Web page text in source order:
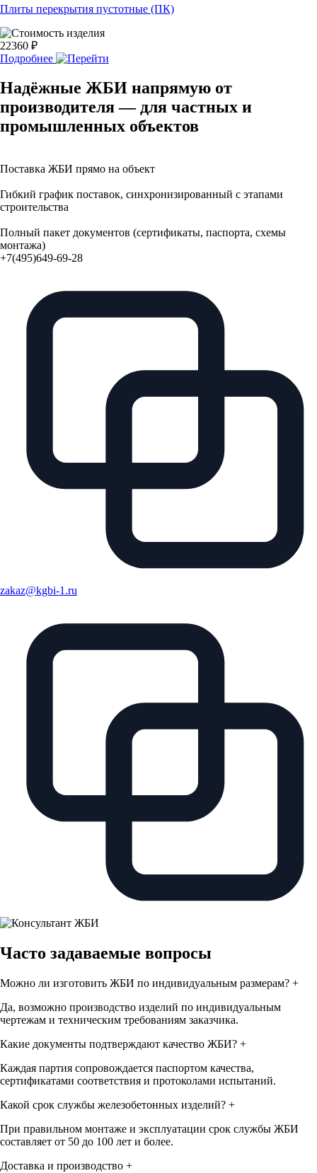
Плиты перекрытия пустотные (ПК)
22360 ₽
Подробнее
Надёжные ЖБИ напрямую от
производителя — для частных и
промышленных объектов
Поставка ЖБИ прямо на объект
Гибкий график поставок, синхронизированный с этапами
строительства
Полный пакет документов (сертификаты, паспорта, схемы
монтажа)
+7(495)649-69-28
zakaz@kgbi-1.ru
Часто задаваемые вопросы
Можно ли изготовить ЖБИ по индивидуальным размерам? +
Да, возможно производство изделий по индивидуальным
чертежам и техническим требованиям заказчика.
Какие документы подтверждают качество ЖБИ? +
Каждая партия сопровождается паспортом качества,
сертификатами соответствия и протоколами испытаний.
Какой срок службы железобетонных изделий? +
При правильном монтаже и эксплуатации срок службы ЖБИ
составляет от 50 до 100 лет и более.
Доставка и производство +